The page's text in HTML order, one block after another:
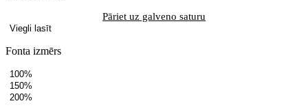
Pāriet uz galveno saturu
Viegli lasīt
Fonta izmērs
100%
150%
200%